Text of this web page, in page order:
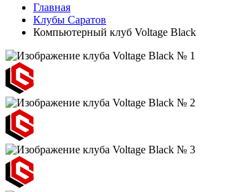
Главная
Клубы Саратов
Компьютерный клуб Voltage Black